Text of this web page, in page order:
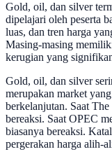
Gold, oil, dan silver
dipelajari oleh peserta
luas, dan tren harga
Masing-masing
kerugian yang
Gold, oil, dan silver
merupakan market yang
berkelanjutan. Saat
bereaksi. Saat OPEC
biasanya bereaksi.
pergerakan harga alih-